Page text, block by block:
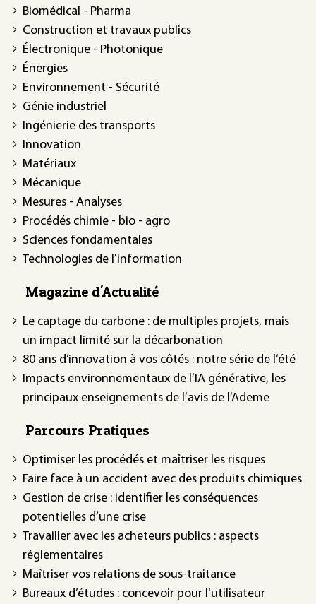
Biomédical - Pharma
Construction et travaux publics
Électronique - Photonique
Énergies
Environnement - Sécurité
Génie industriel
Ingénierie des transports
Innovation
Matériaux
Mécanique
Mesures - Analyses
Procédés chimie - bio - agro
Sciences fondamentales
Technologies de l'information
Magazine d'Actualité
Le captage du carbone : de multiples projets, mais
un impact limité sur la décarbonation
80 ans d’innovation à vos côtés : notre série de l’été
Impacts environnementaux de l’IA générative, les
principaux enseignements de l’avis de l’Ademe
Parcours Pratiques
Optimiser les procédés et maîtriser les risques
Faire face à un accident avec des produits chimiques
Gestion de crise : identifier les conséquences
potentielles d’une crise
Travailler avec les acheteurs publics : aspects
réglementaires
Maîtriser vos relations de sous-traitance
Bureaux d’études : concevoir pour l'utilisateur